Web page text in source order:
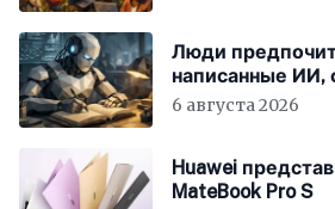
Люди
написанные ИИ,
говорят, что
6 августа 2026
Huawei
MateBook Pro S